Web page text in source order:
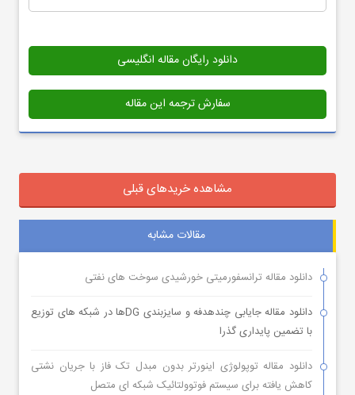
دانلود رایگان مقاله انگلیسی
سفارش ترجمه این مقاله
مشاهده خریدهای قبلی
مقالات مشابه
دانلود مقاله ترانسفورمیتی خورشیدی سوخت های نفتی
دانلود مقاله جایابی چندهدفه و سایزبندی DGها در شبکه های توزیع
با تضمین پایداری گذرا
دانلود مقاله توپولوژی اینورتر بدون مبدل تک فاز با جریان نشتی
کاهش یافته برای سیستم فوتوولتائیک شبکه ای متصل